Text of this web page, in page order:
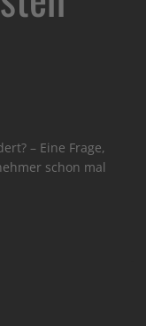
– Eine Frage,
schon mal